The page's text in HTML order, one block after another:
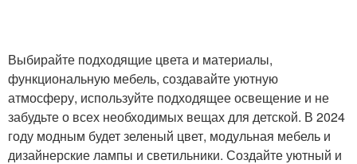
Выбирайте подходящие цвета и материалы,
функциональную мебель, создавайте уютную
атмосферу, используйте подходящее освещение и не
забудьте о всех необходимых вещах для детской. В 2024
году модным будет зеленый цвет, модульная мебель и
дизайнерские лампы и светильники. Создайте уютный и